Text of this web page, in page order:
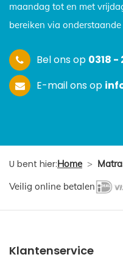
maandag tot en met
bereiken via
Bel ons op 0318 -
E-mail ons op
U bent hier:Home >
Veilig online betalen
Klantenservice